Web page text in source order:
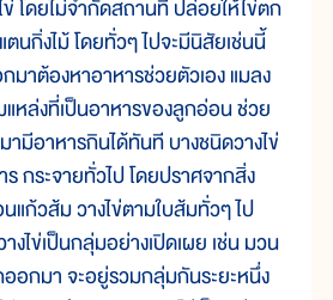
ข่ โดยไม่จำกัดสถานที่ ปล่อยให้ไข่ตก
นกิ่งไม้ โดยทั่วๆ ไปจะมีนิสัยเช่นนี้
าต้องหาอาหารช่วยตัวเอง แมลง
แหล่งที่เป็นอาหารของลูกอ่อน ช่วย
มีอาหารกินได้ทันที บางชนิดวางไข่
กระจายทั่วไป โดยปราศจากสิ่ง
แก้วส้ม วางไข่ตามใบส้มทั่วๆ ไป
ไข่เป็นกลุ่มอย่างเปิดเผย เช่น มวน
อกมา จะอยู่รวมกลุ่มกันระยะหนึ่ง